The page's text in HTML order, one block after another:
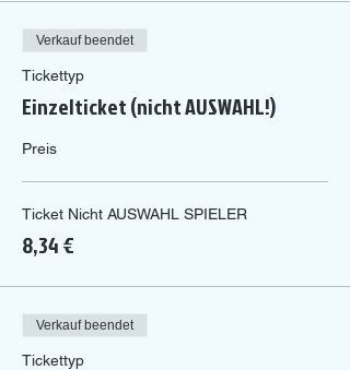
Verkauf beendet
Tickettyp
Einzelticket (nicht AUSWAHL!)
Preis
Ticket Nicht AUSWAHL SPIELER
8,34 €
Verkauf beendet
Tickettyp